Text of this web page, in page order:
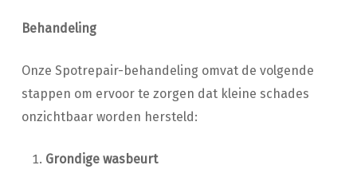
Behandeling
Onze Spotrepair-behandeling omvat de volgende
stappen om ervoor te zorgen dat kleine schades
onzichtbaar worden hersteld:
Grondige wasbeurt